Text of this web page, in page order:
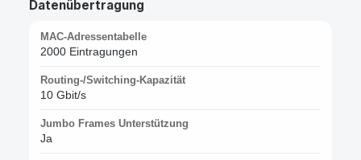
Datenübertragung
MAC-Adressentabelle
2000 Eintragungen
Routing-/Switching-Kapazität
10 Gbit/s
Jumbo Frames Unterstützung
Ja